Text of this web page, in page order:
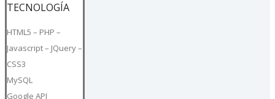
TECNOLOGÍA
HTML5 – PHP –
Javascript – JQuery –
CSS3
MySQL
Google API